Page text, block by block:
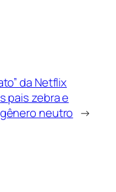
da Netflix
pais zebra e
neutro →